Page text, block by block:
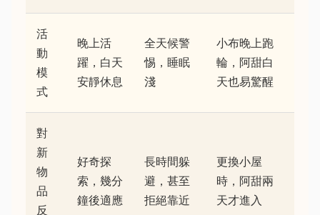
活
動
模
式
晚上活
躍，白天
安靜休息
全天候警
惕，睡眠
淺
小布晚上跑
輪，阿甜白
天也易驚醒
對
新
物
品
反
好奇探
索，幾分
鐘後適應
長時間躲
避，甚至
拒絕靠近
更換小屋
時，阿甜兩
天才進入